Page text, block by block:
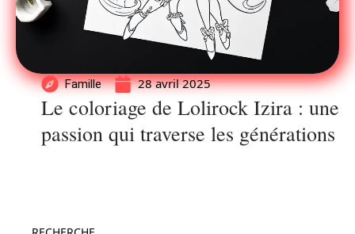
Famille 28 avril 2025
Le coloriage de Lolirock Izira : une
passion qui traverse les générations